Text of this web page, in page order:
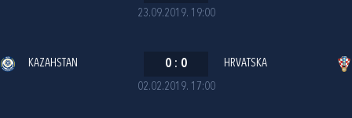
23.09.2019. 19:00
02.02.2019. 17:00
KAZAHSTAN 0 : 0 HRVATSKA